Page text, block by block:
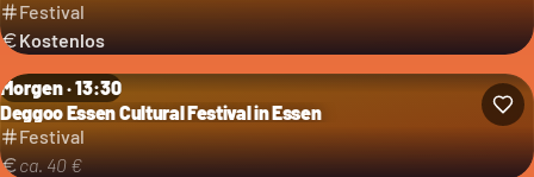
Festival
Kostenlos
Morgen · 13:30
Deggoo Essen Cultural Festival in Essen
Festival
ca. 40 €
Kategorie: Festival